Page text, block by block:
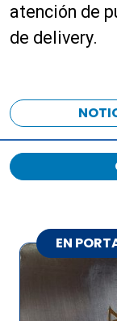
atención de
de delivery.
EN